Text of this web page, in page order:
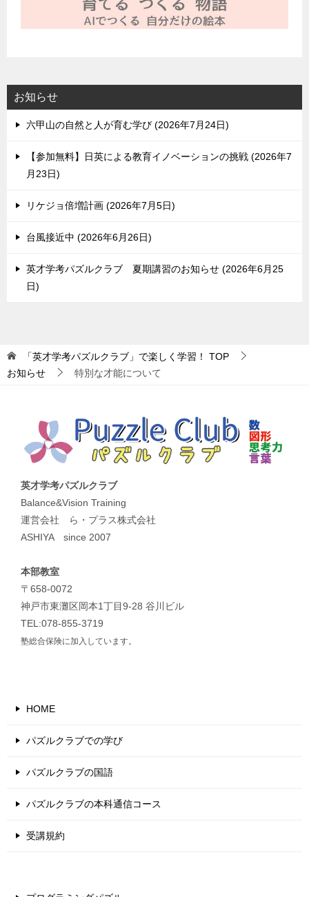
お知らせ
六甲山の自然と人が育む学び 2026年7月24日
【参加無料】日英による教育イノベーションの挑戦
2026年7
月23日
リケジョ倍増計画 2026年7月5日
台風接近中 2026年6月26日
英才学考パズルクラブ 夏期講習のお知らせ
2026年6月25
日
「英才学考パズルクラブ」で楽しく学習！
TOP
お知らせ
特別な才能について
英才学考パズルクラブ
Balance&Vision Training
運営会社 ら・プラス株式会社
ASHIYA since 2007
本部教室
〒658-0072
神戸市東灘区岡本1丁目9-28 谷川ビル
TEL:078-855-3719
塾総合保険に加入しています。
HOME
パズルクラブでの学び
パズルクラブの国語
パズルクラブの本科通信コース
受講規約